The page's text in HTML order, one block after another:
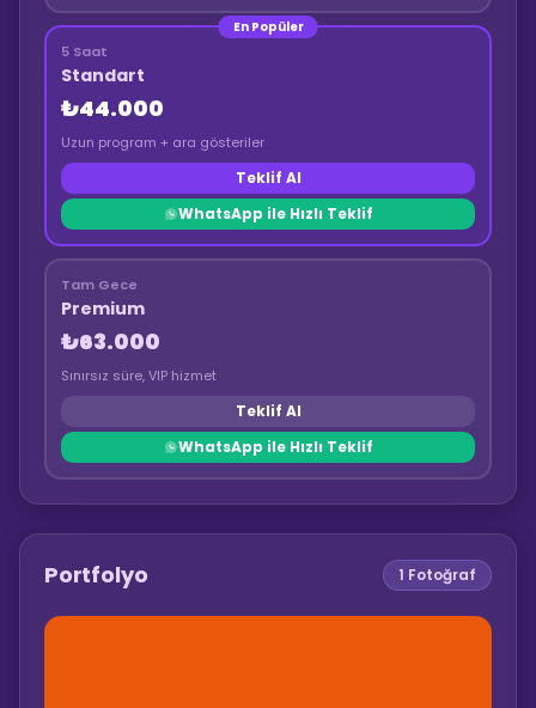
En Popüler
5 Saat
Standart
₺44.000
Uzun program + ara gösteriler
Teklif Al
WhatsApp ile Hızlı Teklif
Tam Gece
Premium
₺63.000
Sınırsız süre, VIP hizmet
Teklif Al
WhatsApp ile Hızlı Teklif
Portfolyo 1 Fotoğraf